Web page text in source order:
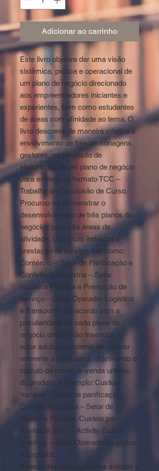
Adicionar ao carrinho
Este livro objetiva dar uma visão
sistêmica, prática e operacional de
um plano de negócio direcionado
aos empreendedores iniciantes e
experientes, bem como estudantes
de áreas com afinidade ao tema. O
livro descreve de maneira criativa o
envolvimento de três personagens
gestores, no propósito de
elaboração de um plano de negócio
para entrega no formato TCC –
Trabalho de Conclusão de Curso.
Procurou-se demonstrar o
desenvolvimento de três planos de
negócios para três áreas de
atividade, comércio, indústria e
prestação de serviço, tais como:
Comércio – Setor de Panificação e
Confeitaria, Indústria – Setor
Indústria Plástica e Prestação de
Serviço – Setor Operador Logístico
e Transporte. De acordo com a
peculiaridade de cada plano de
negócio onde estão inseridos, o
autor adotou o sistema de custeio
referente a cada setor, objetivando o
cálculo de preço de venda unitário
do produto, a exemplo: Custeio
Variável – Setor de panificação;
Custeio Absorção – Setor de
Indústria Plastica; Custeio por
Atividade (ABC - Activity Based
Costing) – Setor Operador Logístico
e Logística.
Apesar das diferenças nos setores e